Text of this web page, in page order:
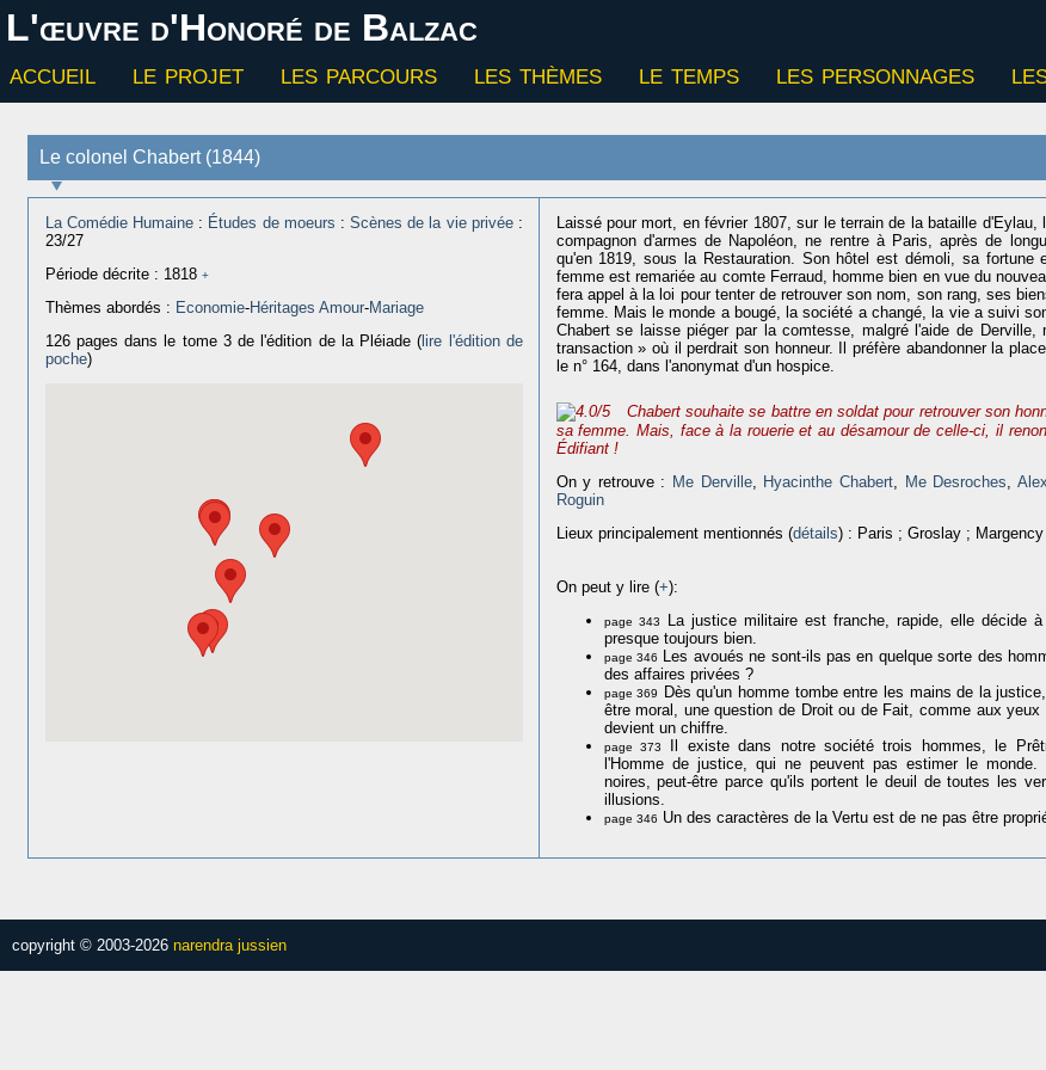
L'œuvre d'Honoré de Balzac
accueil le projet les parcours les thèmes le temps les personnages
Le colonel Chabert (1844)
La Comédie Humaine: Études de moeurs :Scènes de la vie privée:
23/27
Période décrite : 1818 +
Thèmes abordés : Economie-Héritages Amour-Mariage
126 pages dans le tome 3 de l'édition de la Pléiade (lire l'édition de
poche)
Laissé pour mort, en février 1807, sur le terrain de la bataille d'Eylau,
compagnon d'armes de Napoléon, ne rentre à Paris, après de
qu'en 1819, sous la Restauration. Son hôtel est démoli, sa fortune
femme est remariée au comte Ferraud, homme bien en vue du
fera appel à la loi pour tenter de retrouver son nom, son rang, ses
femme. Mais le monde a bougé, la société a changé, la vie a suivi
Chabert se laisse piéger par la comtesse, malgré l'aide de Derville,
transaction » où il perdrait son honneur. Il préfère abandonner la
le n° 164, dans l'anonymat d'un hospice.
Chabert souhaite se battre en soldat pour retrouver son
sa femme. Mais, face à la rouerie et au désamour de celle-ci, il
Édifiant !
On y retrouve : Me Derville, Hyacinthe Chabert, Me Desroches
Roguin
Lieux principalement mentionnés (détails) : Paris ; Groslay ; Margency
On peut y lire (+):
page 343
La justice militaire est franche, rapide, elle décide
presque toujours bien.
page 346 Les avoués ne sont-ils pas en quelque sorte des
des affaires privées ?
page 369
Dès qu'un homme tombe entre les mains de la
être moral, une question de Droit ou de Fait, comme aux
devient un chiffre.
page 373
Il existe dans notre société trois hommes, le
l'Homme de justice, qui ne peuvent pas estimer le
noires, peut-être parce qu'ils portent le deuil de toutes les
illusions.
page 346 Un des caractères de la Vertu est de ne pas être
copyright © 2003-2026 narendra jussien